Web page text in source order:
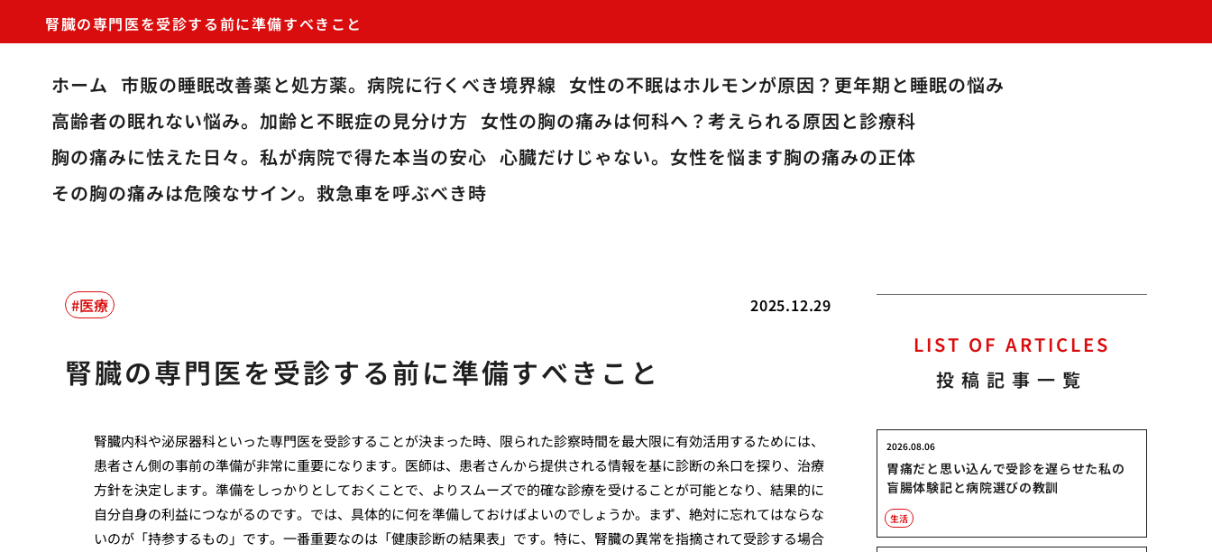
腎臓の専門医を受診する前に準備すべきこと
ホーム 市販の睡眠改善薬と処方薬。病院に行くべき境界線 女性の不眠はホルモンが原因？更年期と睡眠の悩み
高齢者の眠れない悩み。加齢と不眠症の見分け方 女性の胸の痛みは何科へ？考えられる原因と診療科
胸の痛みに怯えた日々。私が病院で得た本当の安心 心臓だけじゃない。女性を悩ます胸の痛みの正体
その胸の痛みは危険なサイン。救急車を呼ぶべき時
2025.12.29
医療
腎臓の専門医を受診する前に準備すべきこと
腎臓内科や泌尿器科といった専門医を受診することが決まった時、限られた診察時間を最大限に有効活用するためには、
患者さん側の事前の準備が非常に重要になります。医師は、患者さんから提供される情報を基に診断の糸口を探り、治療
方針を決定します。準備をしっかりとしておくことで、よりスムーズで的確な診療を受けることが可能となり、結果的に
自分自身の利益につながるのです。では、具体的に何を準備しておけばよいのでしょうか。まず、絶対に忘れてはならな
いのが「持参するもの」です。一番重要なのは「健康診断の結果表」です。特に、腎臓の異常を指摘されて受診する場合
LIST OF ARTICLES
投稿記事一覧
胃痛だと思い込んで受診を遅らせた私の
盲腸体験記と病院選びの教訓
2026.08.06
生活